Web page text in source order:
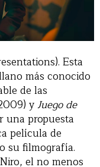
Esta
más conocido
de las
yJuego de
una propuesta
película de
su filmografía.
el no menos